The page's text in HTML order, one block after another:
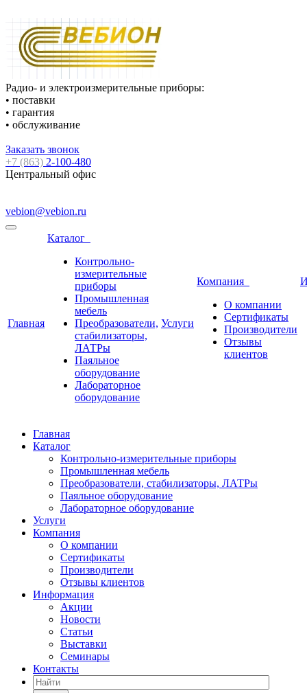
Радио- и электроизмерительные приборы:
• поставки
• гарантия
• обслуживание
Заказать звонок
+7 (863) 2-100-480
Центральный офис
vebion@vebion.ru
Главная
Каталог
Контрольно-
измерительные
приборы
Промышленная
мебель
Преобразователи,
стабилизаторы,
ЛАТРы
Паяльное
оборудование
Лабораторное
оборудование
Услуги
Компания
О компании
Сертификаты
Производители
Отзывы
клиентов
Главная
Каталог
Контрольно-измерительные приборы
Промышленная мебель
Преобразователи, стабилизаторы, ЛАТРы
Паяльное оборудование
Лабораторное оборудование
Услуги
Компания
О компании
Сертификаты
Производители
Отзывы клиентов
Информация
Акции
Новости
Статьи
Выставки
Семинары
Контакты